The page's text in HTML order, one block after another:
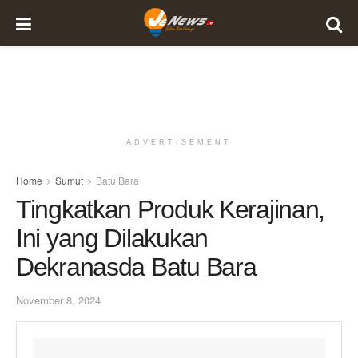
ADVERTISEMENT
Home Sumut Batu Bara
Tingkatkan Produk Kerajinan,
Ini yang Dilakukan
Dekranasda Batu Bara
November 8, 2024